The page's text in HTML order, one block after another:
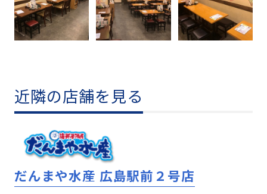
近隣の店舗を見る
だんまや水産 広島駅前２号店